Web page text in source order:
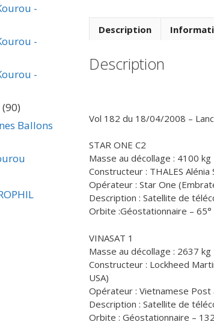
Description
Description
Vol 182 du 18/04/2008 –
STAR ONE C2
Masse au décollage : 4100 kg
Constructeur : THALES Alénia
Opérateur : Star One
Description : Satellite de
Orbite :Géostationnaire –
VINASAT 1
Masse au décollage : 2637 kg
Constructeur : Lockheed
Opérateur : Vietnamese Post
Description : Satellite de
Orbite : Géostationnaire –
-
-
-
(90)
Ballons